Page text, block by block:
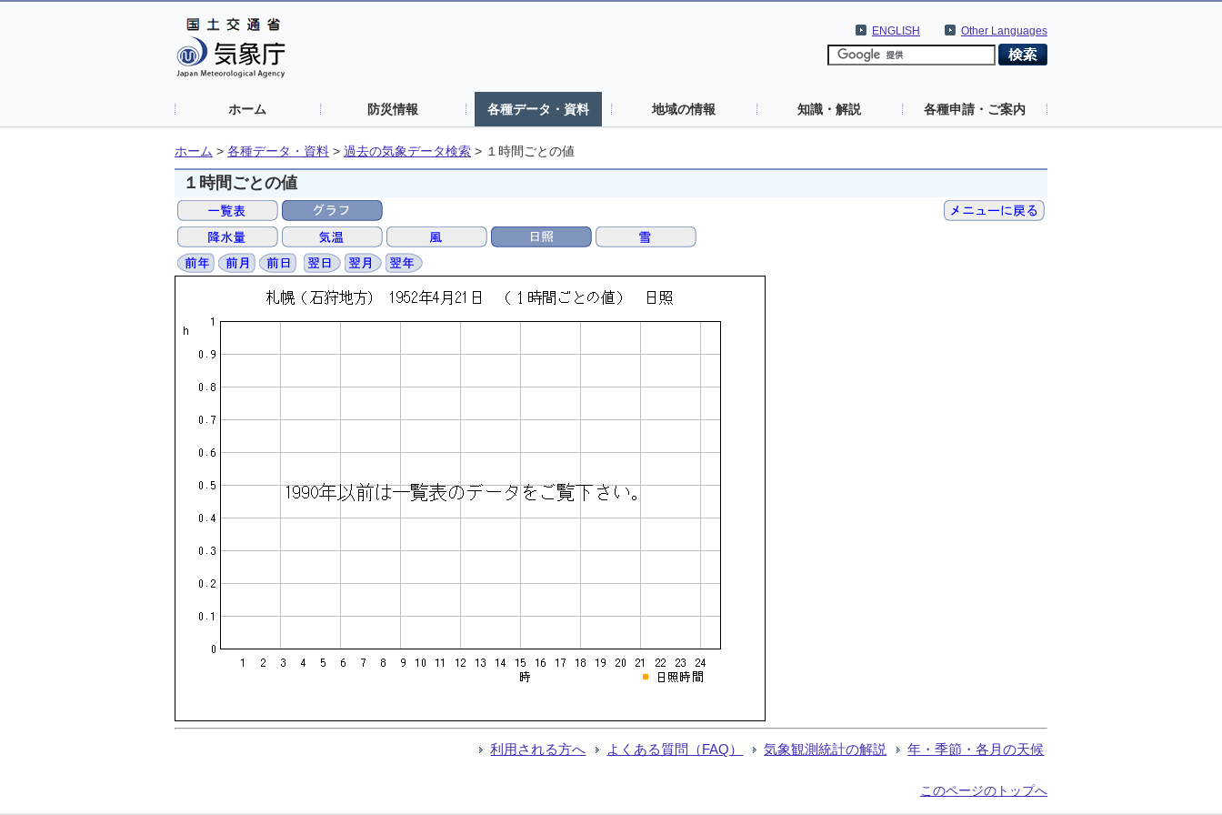
Other Languages
ENGLISH
ホーム 防災情報 各種データ・資料 地域の情報 知識・解説 各種申請・ご案内
ホーム > 各種データ・資料 > 過去の気象データ検索 > １時間ごとの値
１時間ごとの値
利用される方へ よくある質問（FAQ） 気象観測統計の解説 年・季節・各月の天候
このページのトップへ